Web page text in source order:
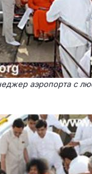
аэропорта с